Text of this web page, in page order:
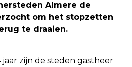
Almere de
om het stopzetten
te draaien.
jaar zijn de steden gastheer